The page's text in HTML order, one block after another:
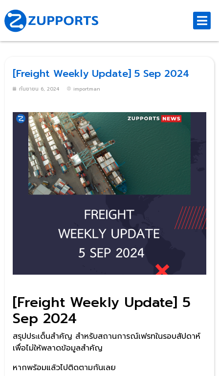
[Freight Weekly Update] 5 Sep 2024
กันยายน 6, 2024 importman
[Freight Weekly Update] 5
Sep 2024
สรุปประเด็นสำคัญ สำหรับสถานการณ์เฟรทในรอบสัปดาห์
เพื่อไม่ให้พลาดข้อมูลสำคัญ
หากพร้อมแล้วไปติดตามกันเลย